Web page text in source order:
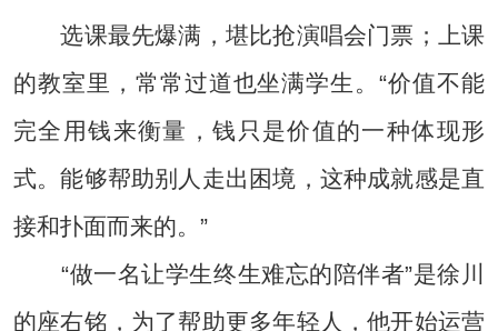
选课最先爆满，堪比抢演唱会门票；上课
的教室里，常常过道也坐满学生。“价值不能
完全用钱来衡量，钱只是价值的一种体现形
式。能够帮助别人走出困境，这种成就感是直
接和扑面而来的。”
“做一名让学生终生难忘的陪伴者”是徐川
的座右铭，为了帮助更多年轻人，他开始运营